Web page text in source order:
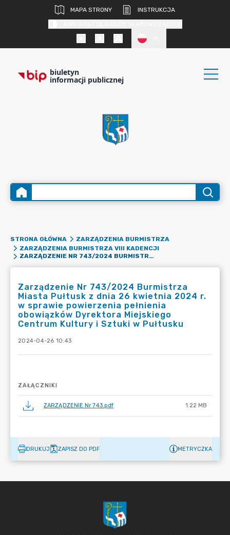
MAPA STRONY
INSTRUKCJA
biuletyn
informacji publicznej
STRONA GŁÓWNA
ZARZĄDZENIA BURMISTRZA
ZARZĄDZENIA BURMISTRZA VIII KADENCJI
ZARZĄDZENIE NR 743/2024 BURMISTRZA MIASTA PUŁTUSK Z DNIA 26 KWIETNIA 2024 R. W SPRAWIE POWIERZENIA PEŁNIENIA OBOWIĄZKÓW DYREKTORA MIEJSKIEGO CENTRUM KULTURY I SZTUKI W PUŁTUSKU
Zarządzenie Nr 743/2024 Burmistrza
Miasta Pułtusk z dnia 26 kwietnia 2024 r.
w sprawie powierzenia pełnienia
obowiązków Dyrektora Miejskiego
Centrum Kultury i Sztuki w Pułtusku
2024-04-26 10:43
ZAŁĄCZNIKI
ZARZĄDZENIE Nr 743.pdf 1.22 MB
DRUKUJ ZAPISZ DO PDF METRYCZKA